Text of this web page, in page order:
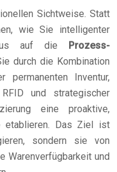
Sichtweise. Statt
wie Sie intelligenter
auf die Prozess-
durch die Kombination
Inventur,
und strategischer
eine proaktive,
etablieren. Das Ziel ist
sondern sie von
Warenverfügbarkeit und